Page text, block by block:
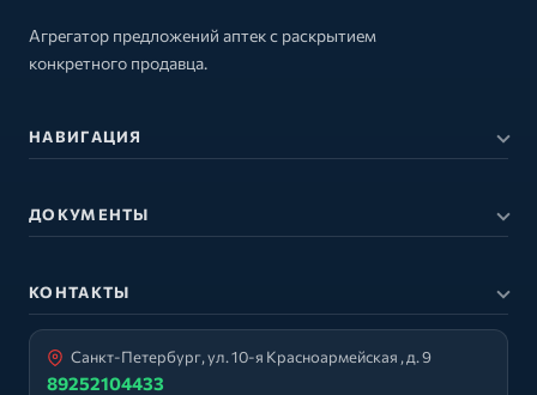
Агрегатор предложений аптек с раскрытием
конкретного продавца.
НАВИГАЦИЯ
ДОКУМЕНТЫ
КОНТАКТЫ
Санкт-Петербург, ул. 10-я Красноармейская , д. 9
89252104433